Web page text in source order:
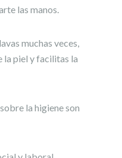
las manos.
muchas veces,
la piel y facilitas la
la higiene son